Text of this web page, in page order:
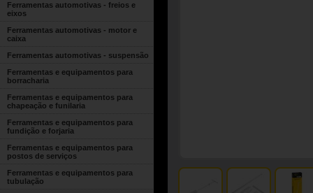
Ferramentas automotivas - freios e
eixos
Ferramentas automotivas - motor e
caixa
Ferramentas automotivas - suspensão
Ferramentas e equipamentos para
borracharia
Ferramentas e equipamentos para
chapeação e funilaria
Ferramentas e equipamentos para
fundição e forjaria
Ferramentas e equipamentos para
postos de serviços
Ferramentas e equipamentos para
tubulação